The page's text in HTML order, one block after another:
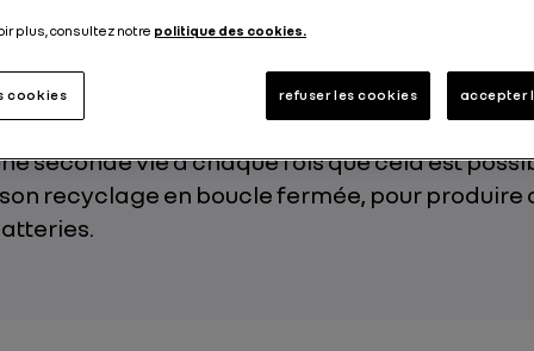
économiques, écologiques et de
automobile fait face, Renault Group
l’économie circulaire à la batterie de la
le plus possible sa première vie dans
seconde vie à chaque fois que cela est
recyclage en boucle fermée, pour produire
plus, consultez notre politique des cookies.
refuser les cookies accepter
cookies